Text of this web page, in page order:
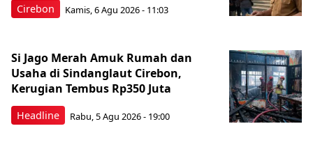
Cirebon Kamis, 6 Agu 2026 - 11:03
Headline
Si Jago Merah Amuk Rumah dan
Usaha di Sindanglaut Cirebon,
Kerugian Tembus Rp350 Juta
Rabu, 5 Agu 2026 - 19:00